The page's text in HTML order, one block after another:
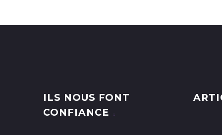
ILS NOUS FONT
CONFIANCE